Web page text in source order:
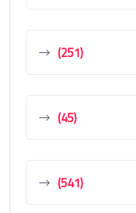
(251)
(45)
(541)